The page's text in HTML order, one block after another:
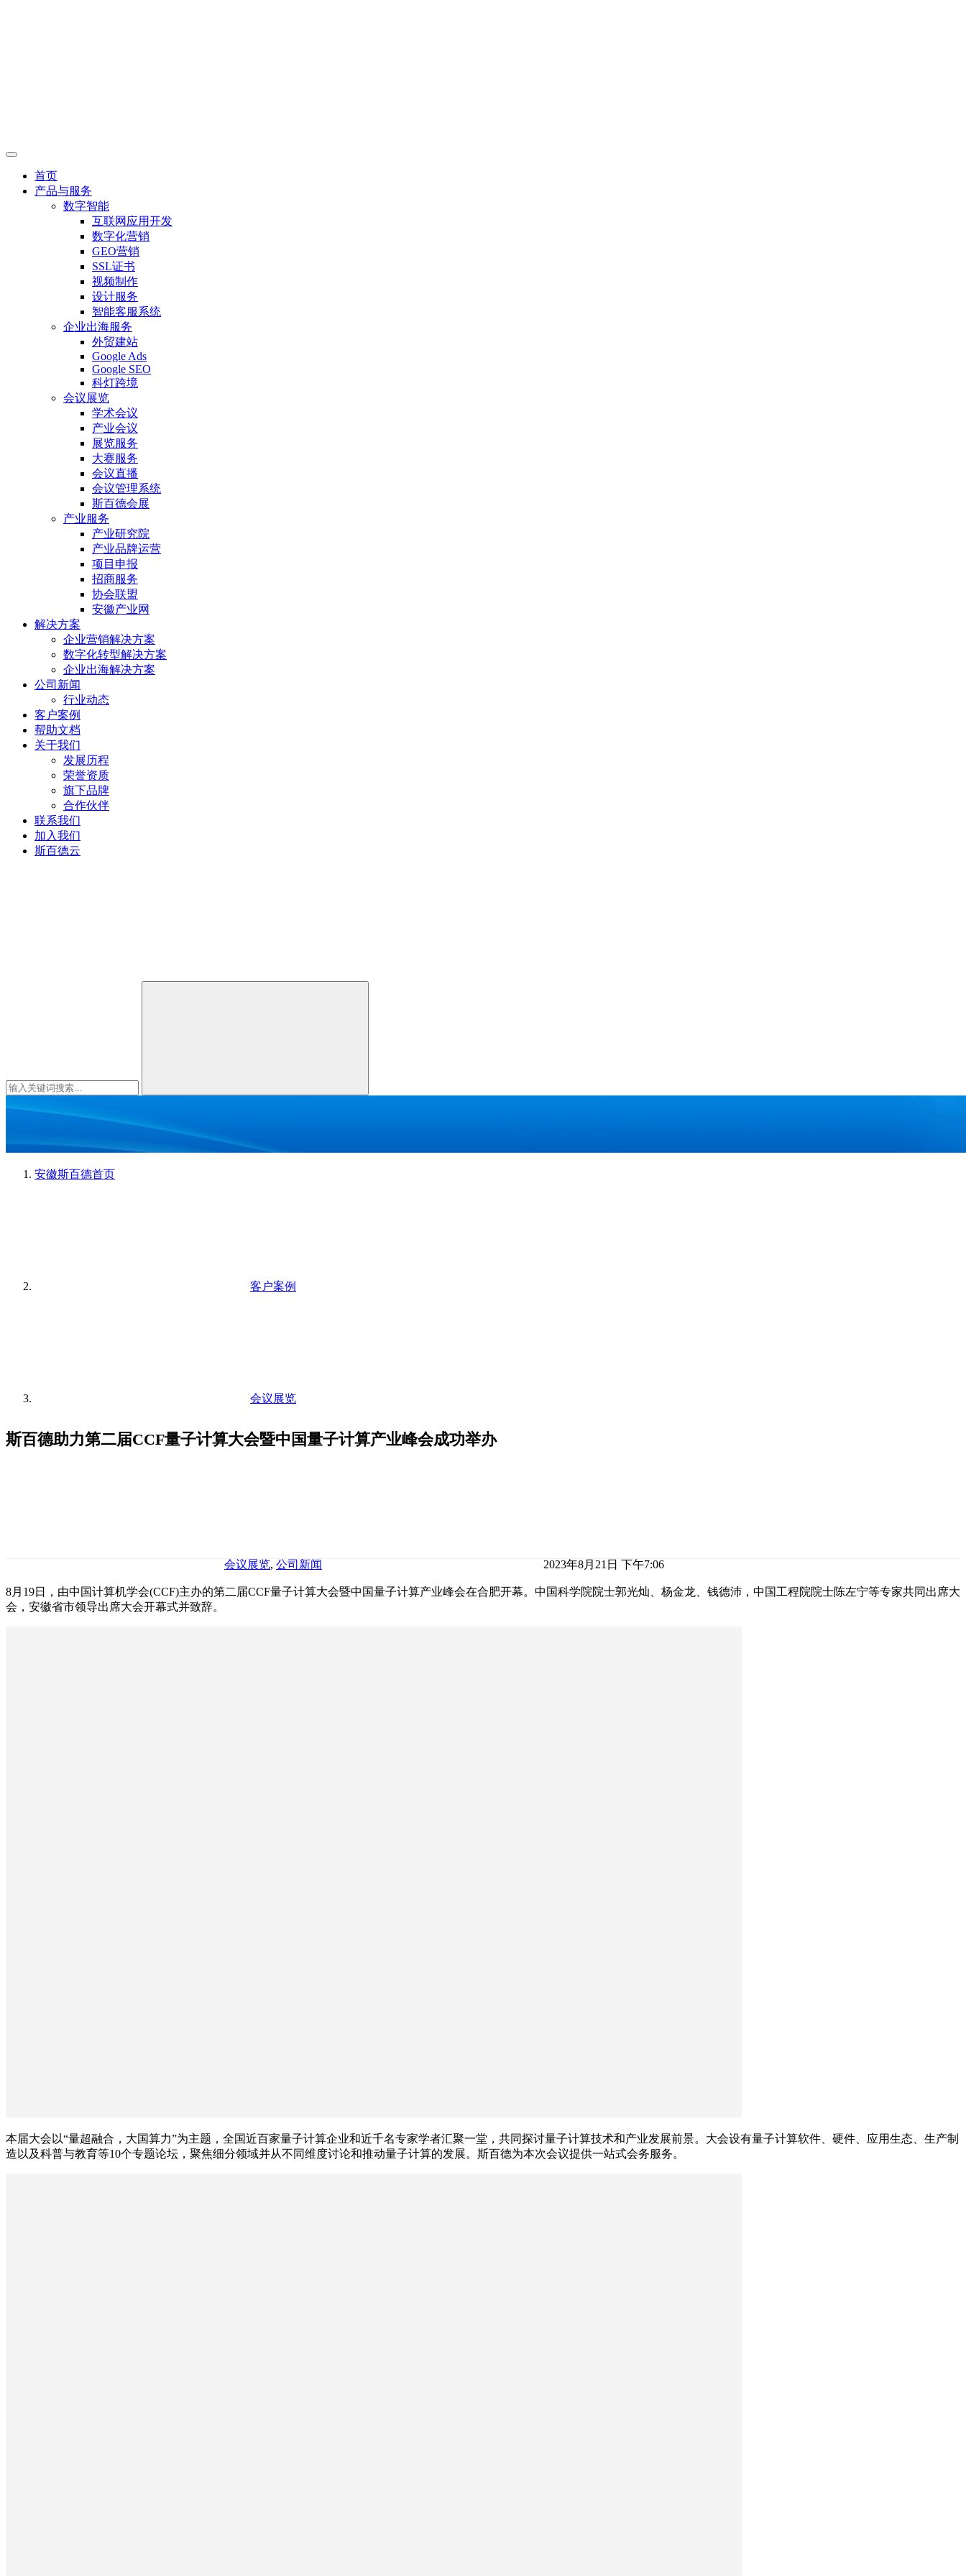
首页
产品与服务
数字智能
互联网应用开发
数字化营销
GEO营销
SSL证书
视频制作
设计服务
智能客服系统
企业出海服务
外贸建站
Google Ads
Google SEO
科灯跨境
会议展览
学术会议
产业会议
展览服务
大赛服务
会议直播
会议管理系统
斯百德会展
产业服务
产业研究院
产业品牌运营
项目申报
招商服务
协会联盟
安徽产业网
解决方案
企业营销解决方案
数字化转型解决方案
企业出海解决方案
公司新闻
行业动态
客户案例
帮助文档
关于我们
发展历程
荣誉资质
旗下品牌
合作伙伴
联系我们
加入我们
斯百德云
安徽斯百德首页
客户案例
会议展览
斯百德助力第二届CCF量子计算大会暨中国量子计算产业峰会成功举办
会议展览, 公司新闻 2023年8月21日 下午7:06
8月19日，由中国计算机学会(CCF)主办的第二届CCF量子计算大会暨中国量子计算产业峰会在合肥开幕。中国科学院院士郭光灿、杨金龙、钱德沛，中国工程院院士陈左宁等专家共同出席大
会，安徽省市领导出席大会开幕式并致辞。
本届大会以“量超融合，大国算力”为主题，全国近百家量子计算企业和近千名专家学者汇聚一堂，共同探讨量子计算技术和产业发展前景。大会设有量子计算软件、硬件、应用生态、生产制
造以及科普与教育等10个专题论坛，聚焦细分领域并从不同维度讨论和推动量子计算的发展。斯百德为本次会议提供一站式会务服务。